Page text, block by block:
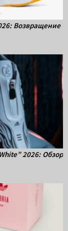
Возвращение
2026: Обзор